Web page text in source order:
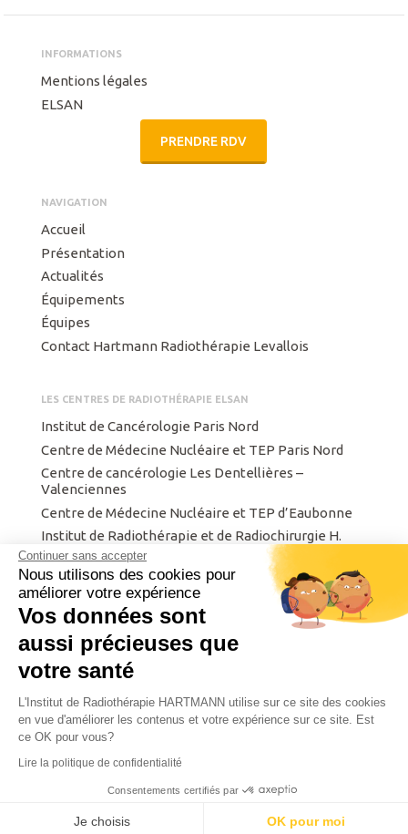
Continuer sans accepter
Nous utilisons des cookies pour
améliorer votre expérience
Vos données sont
aussi précieuses que
votre santé
L'Institut de Radiothérapie HARTMANN utilise sur ce site des cookies
en vue d'améliorer les contenus et votre expérience sur ce site. Est
ce OK pour vous?
Lire la politique de confidentialité
Consentements certifiés par
Je choisis OK pour moi
INFORMATIONS
Mentions légales
ELSAN
PRENDRE RDV
NAVIGATION
Accueil
Présentation
Actualités
Équipements
Équipes
Contact Hartmann Radiothérapie Levallois
LES CENTRES DE RADIOTHÉRAPIE ELSAN
Institut de Cancérologie Paris Nord
Centre de Médecine Nucléaire et TEP Paris Nord
Centre de cancérologie Les Dentellières –
Valenciennes
Centre de Médecine Nucléaire et TEP d’Eaubonne
Institut de Radiothérapie et de Radiochirurgie H.
Hartmann
Centre Finistérien de Radiothérapie et d’Oncologie
Institut privé de radiothérapie de Metz.
Intergroupe de Cancérologie et d’Onco-
radiothérapie du Nord Est
Agence Web Santé –Agence Web SEO
Copyright © 2016 - 2026 Seny SA. Tous droits réservés.